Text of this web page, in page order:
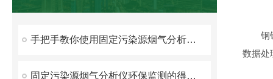
手把手教你使用固定污染源烟气分析仪进行数据采集
固定污染源烟气分析仪环保监测的得力助手
钢
数据处